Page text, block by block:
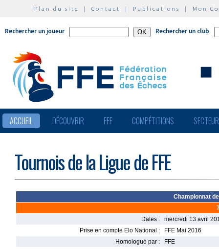
Plan du site | Contact | Publications | Mon
Rechercher un joueur Rechercher un club
ACCUEIL DÉCOUVRIR FFE COMPÉTITIONS
Tournois de la Ligue de FFE
Championnat
Dates :
mercredi 13 avril
Prise en compte Elo National :
FFE Mai 2016
Homologué par :
FFE